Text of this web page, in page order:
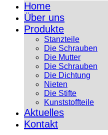
Home
Über uns
Produkte
Stanzteile
Die Schrauben
Die Mutter
Die Schrauben
Die Dichtung
Nieten
Die Stifte
Kunststoffteile
Aktuelles
Kontakt